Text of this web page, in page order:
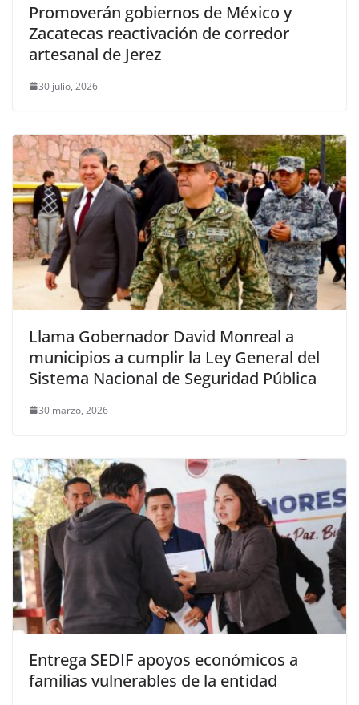
Promoverán gobiernos de México y
Zacatecas reactivación de corredor
artesanal de Jerez
30 julio, 2026
Llama Gobernador David Monreal a
municipios a cumplir la Ley General del
Sistema Nacional de Seguridad Pública
30 marzo, 2026
Entrega SEDIF apoyos económicos a
familias vulnerables de la entidad